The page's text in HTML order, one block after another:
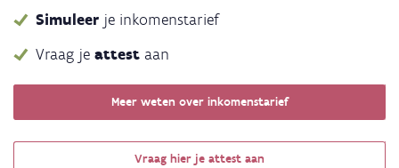
Simuleer je inkomenstarief
Vraag je attest aan
Meer weten over inkomenstarief
Vraag hier je attest aan